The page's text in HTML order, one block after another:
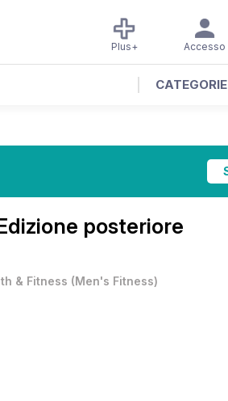
Accesso
Plus+
CATEGORIE
posteriore
& Fitness (Men's Fitness)